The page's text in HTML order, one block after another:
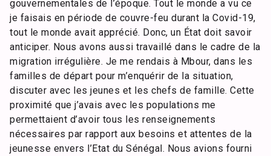
gouvernementales de l’époque. Tout le monde a vu ce
je faisais en période de couvre-feu durant la Covid-19,
tout le monde avait apprécié. Donc, un État doit savoir
anticiper. Nous avons aussi travaillé dans le cadre de la
migration irrégulière. Je me rendais à Mbour, dans les
familles de départ pour m’enquérir de la situation,
discuter avec les jeunes et les chefs de famille. Cette
proximité que j’avais avec les populations me
permettaient d’avoir tous les renseignements
nécessaires par rapport aux besoins et attentes de la
jeunesse envers l’Etat du Sénégal. Nous avions fourni